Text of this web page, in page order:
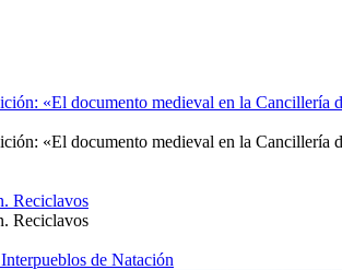
«El documento medieval en la Cancillería
«El documento medieval en la Cancillería
Reciclavos
Reciclavos
de Natación